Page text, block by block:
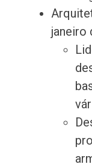
janeiro